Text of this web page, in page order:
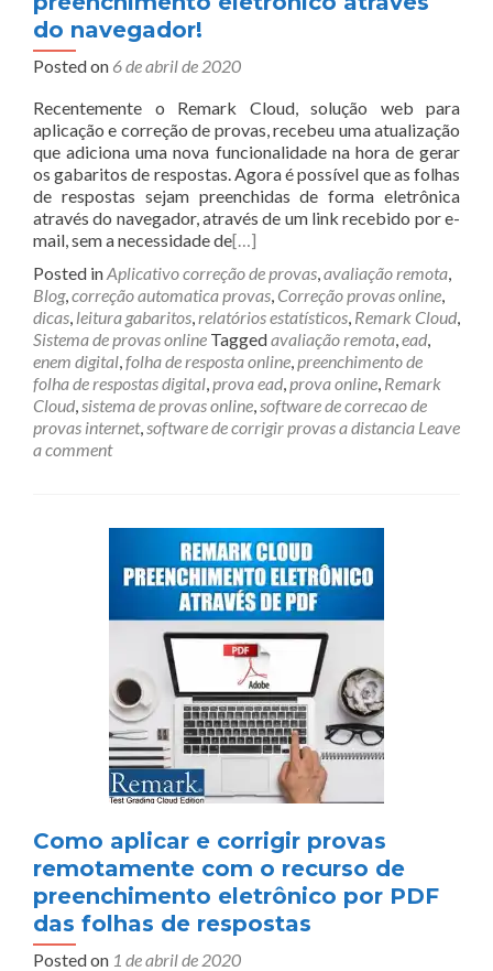
do navegador!
Posted on 6 de abril de 2020
Recentemente o Remark Cloud, solução web para
aplicação e correção de provas, recebeu uma atualização
que adiciona uma nova funcionalidade na hora de gerar
os gabaritos de respostas. Agora é possível que as folhas
de respostas sejam preenchidas de forma eletrônica
através do navegador, através de um link recebido por e-
mail, sem a necessidade de[…]
Posted inAplicativo correção de provas,avaliação remota,
Blog,correção automatica provas, Correção provas online,
dicas, leitura gabaritos,relatórios estatísticos, Remark Cloud,
Sistema de provas online Taggedavaliação remota,ead,
enem digital,folha de resposta online,preenchimento de
folha de respostas digital,prova ead,prova online, Remark
Cloud,sistema de provas online,software de correcao de
provas internet,software de corrigir provas a distancia Leave
a comment
Como aplicar e corrigir provas
remotamente com o recurso de
preenchimento eletrônico por PDF
das folhas de respostas
Posted on 1 de abril de 2020